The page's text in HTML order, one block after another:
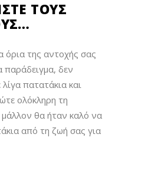
ΤΟΥΣ
όρια της αντοχής σας
παράδειγμα, δεν
πατατάκια και
ολόκληρη τη
μάλλον θα ήταν καλό να
από τη ζωή σας για